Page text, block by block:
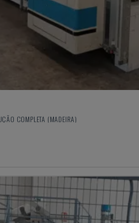
COMPLETA (MADEIRA)